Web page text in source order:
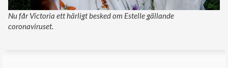
Nu får Victoria ett härligt besked om Estelle gällande
coronaviruset.